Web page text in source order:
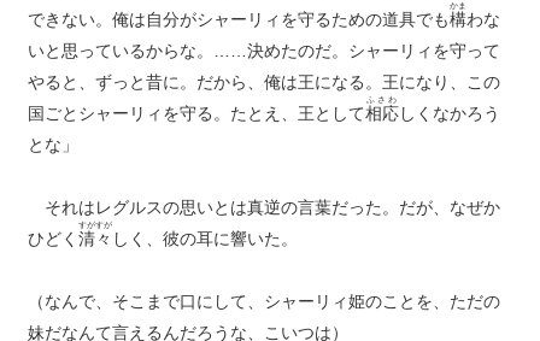
できない。俺は自分がシャーリィを守るための道具でも構
かま
わな
いと思っているからな。……決めたのだ。シャーリィを守って
やると、ずっと昔に。だから、俺は王になる。王になり、この
国ごとシャーリィを守る。たとえ、王として相応
ふさわ
しくなかろう
とな」
それはレグルスの思いとは真逆の言葉だった。だが、なぜか
ひどく 清々
すがすが
しく、彼の耳に響いた。
（なんで、そこまで口にして、シャーリィ姫のことを、ただの
妹だなんて言えるんだろうな、こいつは）